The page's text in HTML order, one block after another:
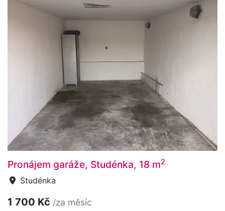
Pronájem garáže, Studénka, 18 m2
Studénka
1 700 Kč /za měsíc